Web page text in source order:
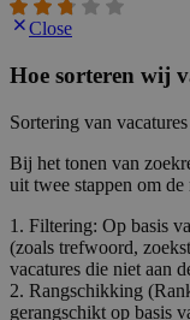
Close
Hoe sorteren wij
Sortering van vacatures
Bij het tonen van
uit twee stappen om de
1. Filtering: Op basis
(zoals trefwoord,
vacatures die niet aan
2. Rangschikking
gerangschikt op basis